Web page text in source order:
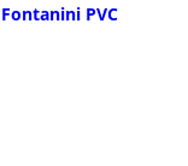
PVC